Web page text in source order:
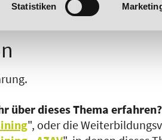
Statistiken
O P
über dieses Thema erfahren?
", oder die